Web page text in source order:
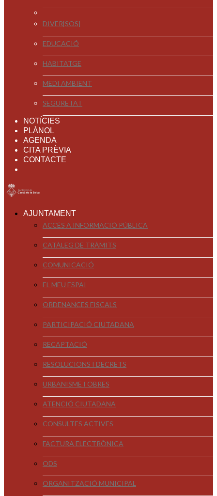
DIVER[SOS]
EDUCACIÓ
HABITATGE
MEDI AMBIENT
SEGURETAT
NOTÍCIES
PLÀNOL
AGENDA
CITA PRÈVIA
CONTACTE
AJUNTAMENT
ACCÉS A INFORMACIÓ PÚBLICA
CATÀLEG DE TRÀMITS
COMUNICACIÓ
EL MEU ESPAI
ORDENANCES FISCALS
PARTICIPACIÓ CIUTADANA
RECAPTACIÓ
RESOLUCIONS I DECRETS
URBANISME I OBRES
ATENCIÓ CIUTADANA
CONSULTES ACTIVES
FACTURA ELECTRÒNICA
ODS
ORGANITZACIÓ MUNICIPAL